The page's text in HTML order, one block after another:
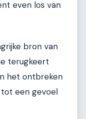
even los van
bron van
terugkeert
het ontbreken
een gevoel